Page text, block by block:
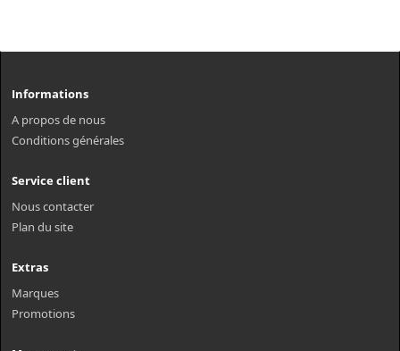
Informations
A propos de nous
Conditions générales
Service client
Nous contacter
Plan du site
Extras
Marques
Promotions